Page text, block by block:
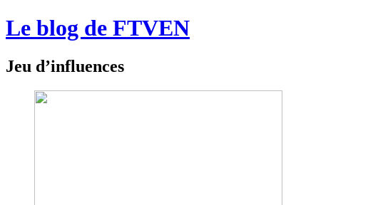
Le blog de FTVEN
Jeu d’influences